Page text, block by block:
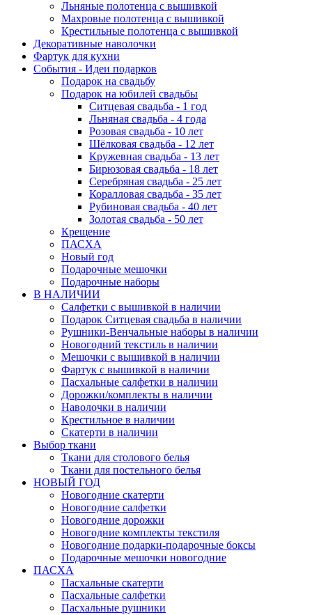
Льняные полотенца с вышивкой
Махровые полотенца с вышивкой
Крестильные полотенца с вышивкой
Декоративные наволочки
Фартук для кухни
События - Идеи подарков
Подарок на свадьбу
Подарок на юбилей свадьбы
Ситцевая свадьба - 1 год
Льняная свадьба - 4 года
Розовая свадьба - 10 лет
Шёлковая свадьба - 12 лет
Кружевная свадьба - 13 лет
Бирюзовая свадьба - 18 лет
Серебряная свадьба - 25 лет
Коралловая свадьба - 35 лет
Рубиновая свадьба - 40 лет
Золотая свадьба - 50 лет
Крещение
ПАСХА
Новый год
Подарочные мешочки
Подарочные наборы
В НАЛИЧИИ
Салфетки с вышивкой в наличии
Подарок Ситцевая свадьба в наличии
Рушники-Венчальные наборы в наличии
Новогодний текстиль в наличии
Мешочки с вышивкой в наличии
Фартук с вышивкой в наличии
Пасхальные салфетки в наличии
Дорожки/комплекты в наличии
Наволочки в наличии
Крестильное в наличии
Скатерти в наличии
Выбор ткани
Ткани для столового белья
Ткани для постельного белья
НОВЫЙ ГОД
Новогодние скатерти
Новогодние салфетки
Новогодние дорожки
Новогодние комплекты текстиля
Новогодние подарки-подарочные боксы
Подарочные мешочки новогодние
ПАСХА
Пасхальные скатерти
Пасхальные салфетки
Пасхальные рушники